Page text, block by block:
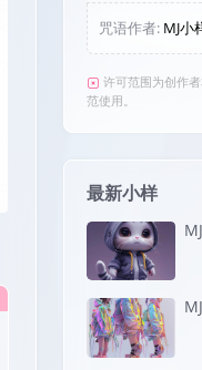
咒语作者: MJ小
许可范围为创作
范使用。
最新小样